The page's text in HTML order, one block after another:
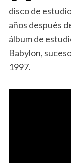
disco de
años después
álbum de
Babylon,
1997.